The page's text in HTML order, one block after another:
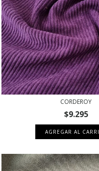
CORDEROY
$9.295
AGREGAR AL